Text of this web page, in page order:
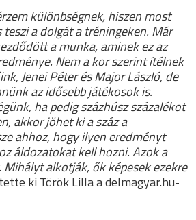
különbségnek, hiszen most
a dolgát a tréningeken. Már
a munka, aminek ez az
Nem a kor szerint ítélnek
Jenei Péter és Major László, de
az idősebb játékosok is.
ha pedig százhúsz százalékot
akkor jöhet ki a száz a
ahhoz, hogy ilyen eredményt
áldozatokat kell hozni. Azok a
Mihályt alkotják, ők képesek ezekre
ki Török Lilla a delmagyar.hu-